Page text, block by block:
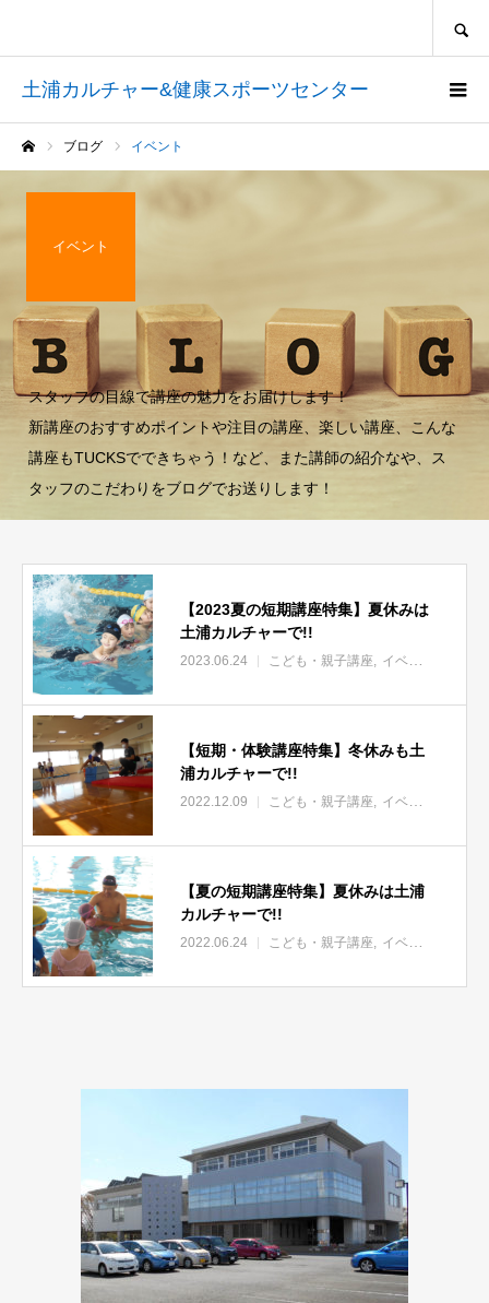
土浦カルチャー&健康スポーツセンター
ブログ イベント
イベント
スタッフの目線で講座の魅力をお届けします！
新講座のおすすめポイントや注目の講座、楽しい講座、こんな
講座もTUCKSでできちゃう！など、また講師の紹介なや、ス
タッフのこだわりをブログでお送りします！
【2023夏の短期講座特集】夏休みは
土浦カルチャーで!!
2023.06.24 こども・親子講座 イベント
【短期・体験講座特集】冬休みも土
浦カルチャーで!!
2022.12.09 こども・親子講座 イベント
【夏の短期講座特集】夏休みは土浦
カルチャーで!!
2022.06.24 こども・親子講座 イベント